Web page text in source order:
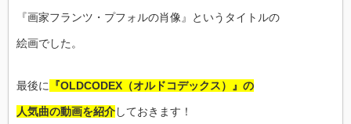
『画家フランツ・プフォルの肖像』というタイトルの
絵画でした。
最後に 『OLDCODEX（オルドコデックス）』の
人気曲の動画を紹介しておきます！